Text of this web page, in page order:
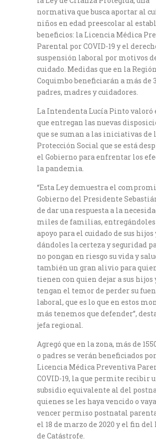
normativa que busca aportar al
niños en edad preescolar al
beneficios: la Licencia Médica
Parental por COVID-19 y el
suspensión laboral por motivos
cuidado. Medidas que en la
Coquimbo beneficiarán a más de
padres, madres y cuidadores.
La Intendenta Lucía Pinto valoró
que entregan las nuevas
que se suman a las iniciativas de
Protección Social que se está
el Gobierno para enfrentar los
la pandemia.
“Esta Ley demuestra el
Gobierno del Presidente
de dar una respuesta a la
miles de familias, entregándoles
apoyo para el cuidado de sus hijos
dándoles la certeza y seguridad
no pongan en riesgo su vida y
también un gran alivio para
tienen con quien dejar a sus hijos
tengan el temor de perder su
laboral, que es lo que en estos
más tenemos que defender”,
jefa regional.
Agregó que en la zona, más de
o padres se verán beneficiados
Licencia Médica Preventiva
COVID-19, la que permite recibir
subsidio equivalente al del
quienes se les haya vencido o
vencer permiso postnatal
el 18 de marzo de 2020 y el fin del
de Catástrofe.